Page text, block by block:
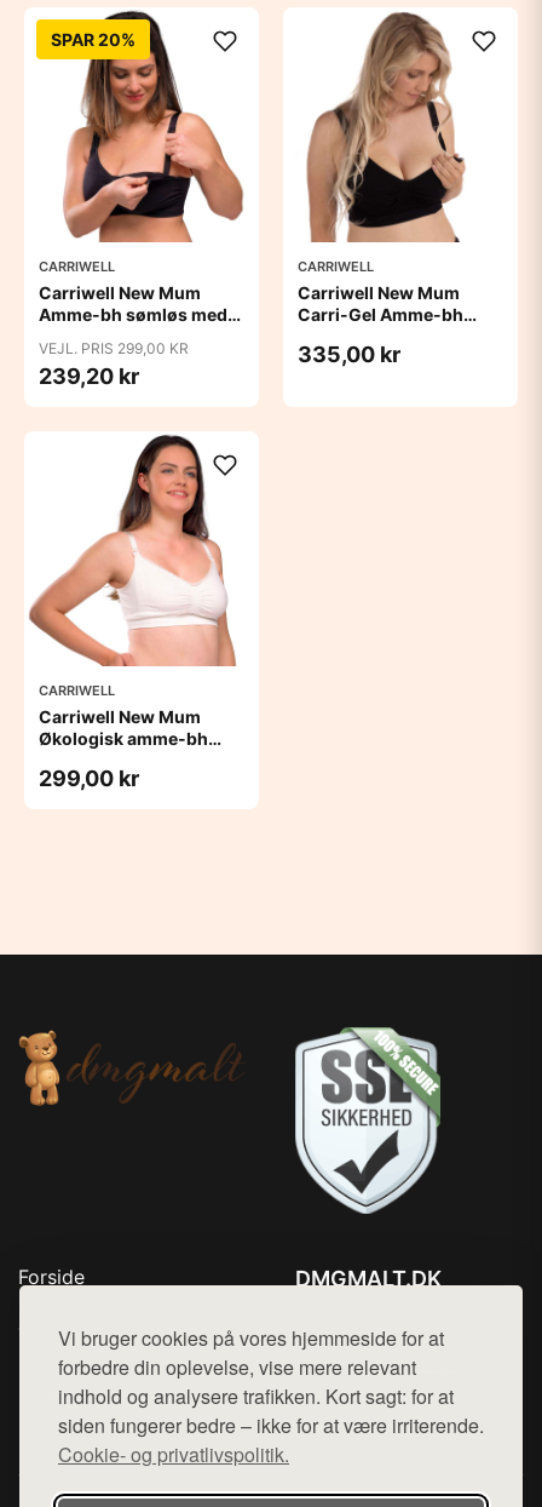
Vi bruger cookies på vores hjemmeside for at
forbedre din oplevelse, vise mere relevant
indhold og analysere trafikken. Kort sagt: for at
siden fungerer bedre – ikke for at være irriterende.
Cookie- og privatlivspolitik.
SPAR 20%
CARRIWELL
Carriwell New Mum
Amme-bh sømløs med
VEJL. PRIS 299,00 KR
239,20 kr
CARRIWELL
Carriwell New Mum
Carri-Gel Amme-bh
335,00 kr
CARRIWELL
Carriwell New Mum
Økologisk amme-bh
299,00 kr
Forside
Top Rabatter
Blog
Kontakt
DMGMALT.DK
Mail: hej@want.dk
Cookie- og privatlivspolitik